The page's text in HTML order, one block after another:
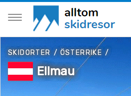
SKIDORTER / ÖSTERRIKE /
Ellmau